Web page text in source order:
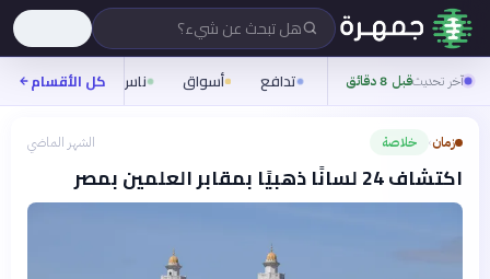
هل تبحث عن شيء؟
آخر تحديثقبل 8 دقائق تدافع أسواق ناس روح
كل الأقسام
زمان› خلاصة الشهر الماضي
اكتشاف 24 لسانًا ذهبيًا بمقابر العلمين بمصر